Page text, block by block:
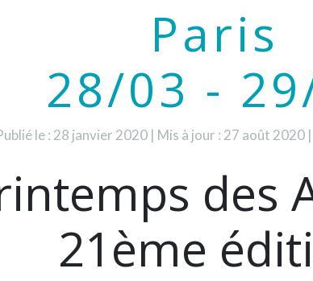
Paris
28/03 -
le : 28 janvier 2020 | Mis à jour : 27 août 2020 |
des
21ème